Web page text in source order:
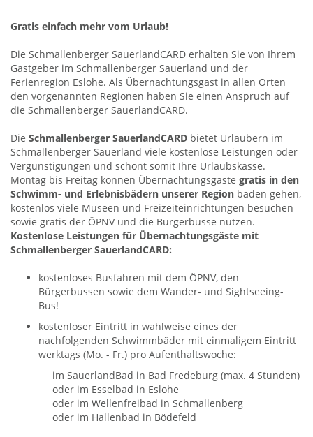
Gratis einfach mehr vom Urlaub!
Die Schmallenberger SauerlandCARD erhalten Sie von Ihrem
Gastgeber im Schmallenberger Sauerland und der
Ferienregion Eslohe. Als Übernachtungsgast in allen Orten
den vorgenannten Regionen haben Sie einen Anspruch auf
die Schmallenberger SauerlandCARD.
Die Schmallenberger SauerlandCARD bietet Urlaubern im
Schmallenberger Sauerland viele kostenlose Leistungen oder
Vergünstigungen und schont somit Ihre Urlaubskasse.
Montag bis Freitag können Übernachtungsgäste gratis in den
Schwimm- und Erlebnisbädern unserer Region baden gehen,
kostenlos viele Museen und Freizeiteinrichtungen besuchen
sowie gratis der ÖPNV und die Bürgerbusse nutzen.
Kostenlose Leistungen für Übernachtungsgäste mit
Schmallenberger SauerlandCARD:
kostenloses Busfahren mit dem ÖPNV, den
Bürgerbussen sowie dem Wander- und Sightseeing-
Bus!
kostenloser Eintritt in wahlweise eines der
nachfolgenden Schwimmbäder mit einmaligem Eintritt
werktags (Mo. - Fr.) pro Aufenthaltswoche:
im SauerlandBad in Bad Fredeburg (max. 4 Stunden)
oder im Esselbad in Eslohe
oder im Wellenfreibad in Schmallenberg
oder im Hallenbad in Bödefeld